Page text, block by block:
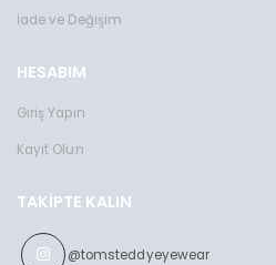
İade ve Değişim
HESABIM
Giriş Yapın
Kayıt Olun
TAKIPTE KALIN
@tomsteddyeyewear